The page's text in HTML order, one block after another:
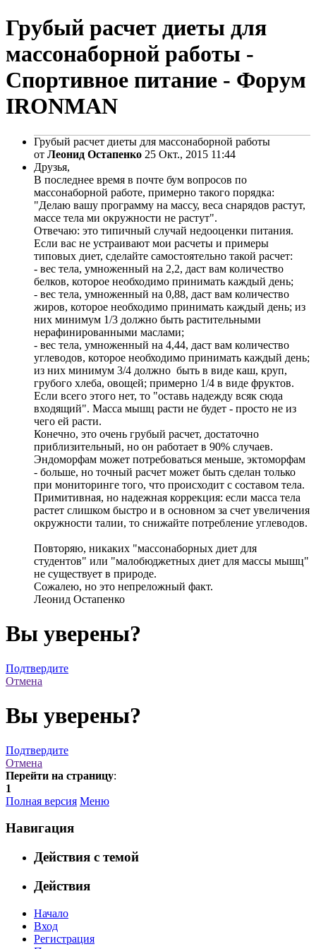
Грубый расчет диеты для
массонаборной работы -
Спортивное питание - Форум
IRONMAN
Грубый расчет диеты для массонаборной работы
от Леонид Остапенко 25 Окт., 2015 11:44
Друзья,
В последнее время в почте бум вопросов по
массонаборной работе, примерно такого порядка:
"Делаю вашу программу на массу, веса снарядов растут,
массе тела ми окружности не растут".
Отвечаю: это типичный случай недооценки питания.
Если вас не устраивают мои расчеты и примеры
типовых диет, сделайте самостоятельно такой расчет:
- вес тела, умноженный на 2,2, даст вам количество
белков, которое необходимо принимать каждый день;
- вес тела, умноженный на 0,88, даст вам количество
жиров, которое необходимо принимать каждый день; из
них минимум 1/3 должно быть растительными
нерафинированными маслами;
- вес тела, умноженный на 4,44, даст вам количество
углеводов, которое необходимо принимать каждый день;
из них минимум 3/4 должно быть в виде каш, круп,
грубого хлеба, овощей; примерно 1/4 в виде фруктов.
Если всего этого нет, то "оставь надежду всяк сюда
входящий". Масса мышц расти не будет - просто не из
чего ей расти.
Конечно, это очень грубый расчет, достаточно
приблизительный, но он работает в 90% случаев.
Эндоморфам может потребоваться меньше, эктоморфам
- больше, но точный расчет может быть сделан только
при мониторинге того, что происходит с составом тела.
Примитивная, но надежная коррекция: если масса тела
растет слишком быстро и в основном за счет увеличения
окружности талии, то снижайте потребление углеводов.
Повторяю, никаких "массонаборных диет для
студентов" или "малобюджетных диет для массы мышц"
не существует в природе.
Сожалею, но это непреложный факт.
Леонид Остапенко
Вы уверены?
Подтвердите
Отмена
Вы уверены?
Подтвердите
Отмена
Перейти на страницу:
1
Полная версия Меню
Навигация
Действия с темой
Действия
Начало
Вход
Регистрация